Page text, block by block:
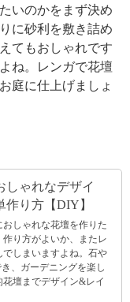
いのかをまず決め
に砂利を敷き詰め
てもおしゃれです
ね。レンガで花壇
庭に仕上げましょ
しゃれなデザイ
作り方【DIY】
しゃれな花壇を作りた
り方がよいか、またレ
しまいますよね。石や
、ガーデニングを楽し
壇までデザイン&レイ